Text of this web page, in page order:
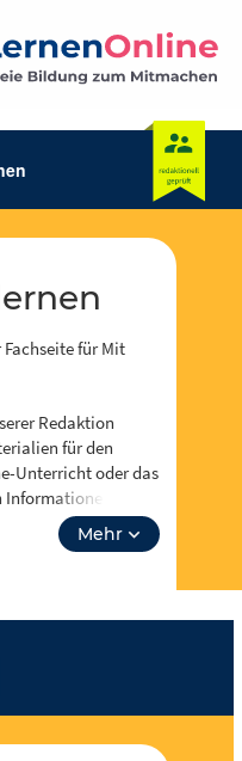
für Mit
Redaktion
für den
Unterricht oder das
zu
und zum Neusten
Themen”
und es soll
brauchen wir deine
Community! Du
und eigene
Mehr